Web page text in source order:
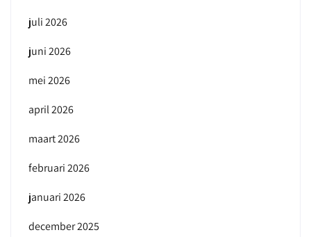
juli 2026
juni 2026
mei 2026
april 2026
maart 2026
februari 2026
januari 2026
december 2025